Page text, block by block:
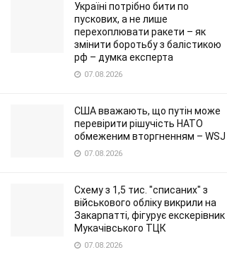
Україні потрібно бити по
пускових, а не лише
перехоплювати ракети – як
змінити боротьбу з балістикою
рф – думка експерта
07.08.2026
США вважають, що путін може
перевірити рішучість НАТО
обмеженим вторгненням – WSJ
07.08.2026
Схему з 1,5 тис. "списаних" з
військового обліку викрили на
Закарпатті, фігурує екскерівник
Мукачівського ТЦК
07.08.2026